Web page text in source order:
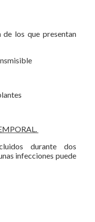
de los que presentan
durante dos
infecciones puede